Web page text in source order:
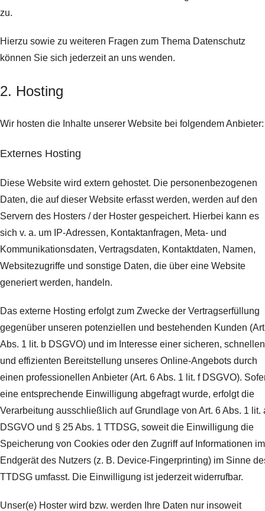
zu.
Hierzu sowie zu weiteren Fragen zum Thema Datenschutz
können Sie sich jederzeit an uns wenden.
2. Hosting
Wir hosten die Inhalte unserer Website bei folgendem Anbieter:
Externes Hosting
Diese Website wird extern gehostet. Die personenbezogenen
Daten, die auf dieser Website erfasst werden, werden auf den
Servern des Hosters / der Hoster gespeichert. Hierbei kann es
sich v. a. um IP-Adressen, Kontaktanfragen, Meta- und
Kommunikationsdaten, Vertragsdaten, Kontaktdaten, Namen,
Websitezugriffe und sonstige Daten, die über eine Website
generiert werden, handeln.
Das externe Hosting erfolgt zum Zwecke der Vertragserfüllung
gegenüber unseren potenziellen und bestehenden Kunden
Abs. 1 lit. b DSGVO) und im Interesse einer sicheren, schnellen
und effizienten Bereitstellung unseres Online-Angebots durch
einen professionellen Anbieter (Art. 6 Abs. 1 lit. f DSGVO).
eine entsprechende Einwilligung abgefragt wurde, erfolgt die
Verarbeitung ausschließlich auf Grundlage von Art. 6 Abs. 1 lit.
DSGVO und § 25 Abs. 1 TTDSG, soweit die Einwilligung die
Speicherung von Cookies oder den Zugriff auf Informationen im
Endgerät des Nutzers (z. B. Device-Fingerprinting) im Sinne
TTDSG umfasst. Die Einwilligung ist jederzeit widerrufbar.
Unser(e) Hoster wird bzw. werden Ihre Daten nur insoweit